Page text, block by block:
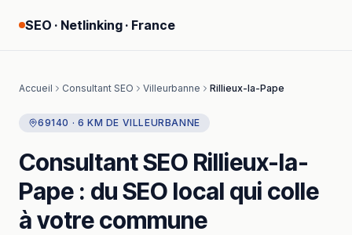
SEO · Netlinking · France
Accueil Consultant SEO Villeurbanne Rillieux-la-Pape
69140 · 6 KM DE VILLEURBANNE
Consultant SEO Rillieux-la-
Pape : du SEO local qui colle
à votre commune